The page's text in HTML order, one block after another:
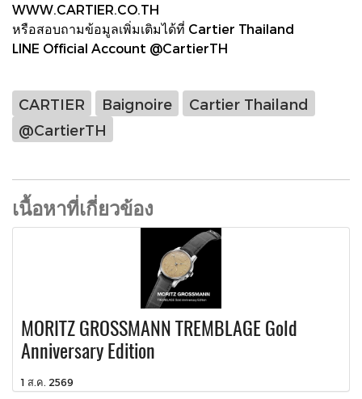
WWW.CARTIER.CO.TH
หรือสอบถามข้อมูลเพิ่มเติมได้ที่ Cartier Thailand
LINE Official Account @CartierTH
CARTIER Baignoire
Cartier Thailand
@CartierTH
เนื้อหาที่เกี่ยวข้อง
MORITZ GROSSMANN TREMBLAGE Gold
Anniversary Edition
1 ส.ค. 2569